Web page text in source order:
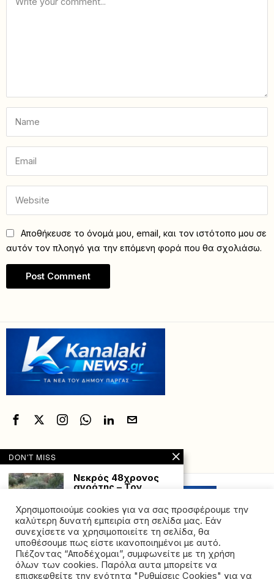
Αποθήκευσε το όνομά μου, email, και τον ιστότοπο μου σε
αυτόν τον πλοηγό για την επόμενη φορά που θα σχολιάσω.
Powered with
©2026 - All rights reserved. Απαγορεύεται ρητά η
Χρησιμοποιούμε cookies για να σας προσφέρουμε την
καλύτερη δυνατή εμπειρία στη σελίδα μας. Εάν
συνεχίσετε να χρησιμοποιείτε τη σελίδα, θα
υποθέσουμε πως είστε ικανοποιημένοι με αυτό.
Πιέζοντας “Αποδέχομαι”, συμφωνείτε με τη χρήση
όλων των cookies. Παρόλα αυτα μπορείτε να
επισκεφθείτε την ενότητα "Ρυθμίσεις Cookies" για να
DON'T MISS
Νεκρός 48χρονος
αγρότης – Τον
τρακτέρ του
Τραγωδία στην Σκάλα
του Δήμου Οιχαλίας
όπου έχασε τη ζωή
Eurojackpot 24/4/26:
Νέα κλήρωση για 36
εκατ. ευρώ